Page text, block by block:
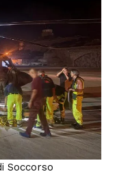
Soccorso